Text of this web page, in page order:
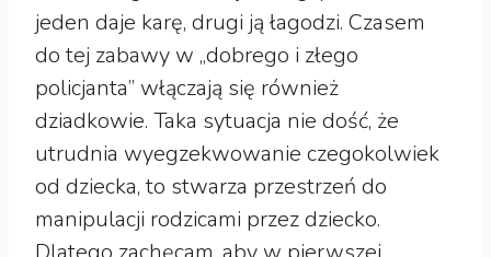
jeden daje karę, drugi ją łagodzi. Czasem
do tej zabawy w „dobrego i złego
policjanta” włączają się również
dziadkowie. Taka sytuacja nie dość, że
utrudnia wyegzekwowanie czegokolwiek
od dziecka, to stwarza przestrzeń do
manipulacji rodzicami przez dziecko.